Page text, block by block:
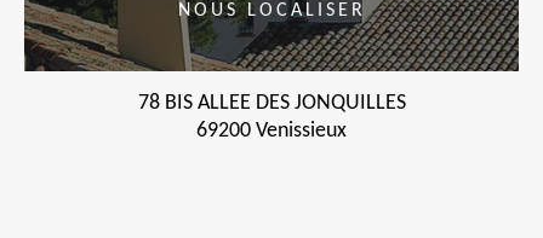
NOUS LOCALISER
78 BIS ALLEE DES JONQUILLES
69200 Venissieux